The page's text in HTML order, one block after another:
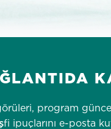
program
ipuçlarını e-posta